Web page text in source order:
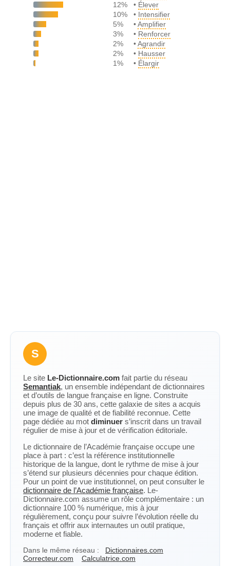
12%
• Élever
10%
• Intensifier
5%
•Amplifier
3%
• Renforcer
2%
•Agrandir
2%
• Hausser
1%
• Élargir
S
Le site Le-Dictionnaire.com fait partie du réseau
Semantiak, un ensemble indépendant de dictionnaires
et d’outils de langue française en ligne. Construite
depuis plus de 30 ans, cette galaxie de sites a acquis
une image de qualité et de fiabilité reconnue. Cette
page dédiée au mot diminuer s’inscrit dans un travail
régulier de mise à jour et de vérification éditoriale.
Le dictionnaire de l’Académie française occupe une
place à part : c’est la référence institutionnelle
historique de la langue, dont le rythme de mise à jour
s’étend sur plusieurs décennies pour chaque édition.
Pour un point de vue institutionnel, on peut consulter le
dictionnaire de l’Académie française. Le-
Dictionnaire.com assume un rôle complémentaire : un
dictionnaire 100 % numérique, mis à jour
régulièrement, conçu pour suivre l’évolution réelle du
français et offrir aux internautes un outil pratique,
moderne et fiable.
Dans le même réseau :
Dictionnaires.com
Correcteur.com
Calculatrice.com